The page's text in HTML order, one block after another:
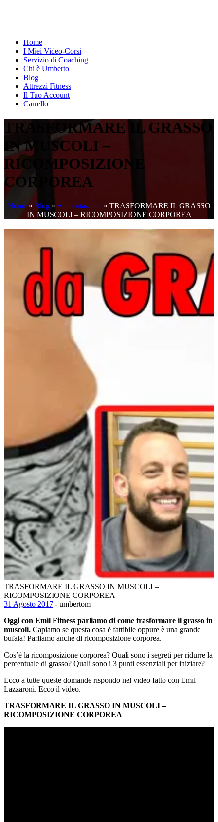
Home
I Miei Video-Corsi
Servizio di Coaching
Chi è Umberto
Blog
Attrezzi Fitness
Il Tuo Account
Carrello
TRASFORMARE IL GRASSO
IN MUSCOLI –
RICOMPOSIZIONE
CORPOREA
Home» Blog» Alimentazione» TRASFORMARE IL GRASSO
IN MUSCOLI – RICOMPOSIZIONE CORPOREA
TRASFORMARE IL GRASSO IN MUSCOLI –
RICOMPOSIZIONE CORPOREA
31 Agosto 2017 - umbertom
Oggi con Emil Fitness parliamo di come trasformare il grasso in
muscoli. Capiamo se questa cosa è fattibile oppure è una grande
bufala! Parliamo anche di ricomposizione corporea.
Cos’è la ricomposizione corporea? Quali sono i segreti per ridurre la
percentuale di grasso? Quali sono i 3 punti essenziali per iniziare?
Ecco a tutte queste domande rispondo nel video fatto con Emil
Lazzaroni. Ecco il video.
TRASFORMARE IL GRASSO IN MUSCOLI –
RICOMPOSIZIONE CORPOREA